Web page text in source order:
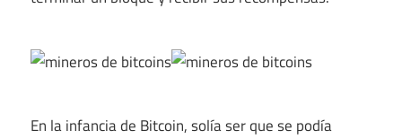
En la infancia de Bitcoin, solía ser que se podía